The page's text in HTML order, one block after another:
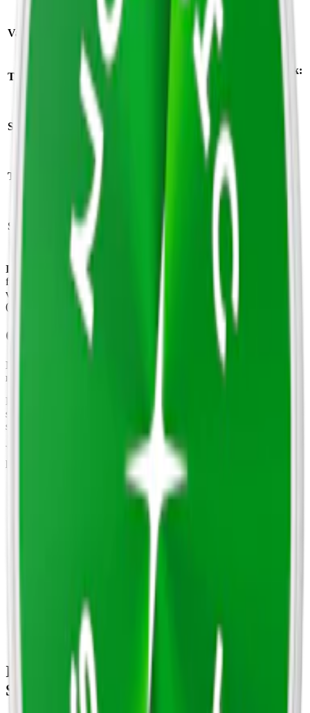
Varumärke: Nordic Spirit mint
Tillverkare: Nordic Snus/JTI
Format/storlek:
Styrka starkt vitt snus
Antal prillor:
20
Torrhet:
Nikotin per
prilla:
Snustyp: vitt snus
Nettovikt per
Ingredienser:
Vatten, fyllnadsmedel (E460), salt,
fuktighetsbevarande medel (E422, E1520), arom, nikotin, xylitol,
växtfiber, sötningsmedel (E955, E950), surhetsreglerande medel
(E500).
Om Nordic Spirit Icy Peppermint 4
Nordic Spirit Icy Peppermint 4 är ett
med en intensiv
mentol och skarp, isande känsla, helt utan tobak.
Produkten innehåller 20 portioner per dosa. Påsarna har ett så kallat
slim-format och är utvecklade för att ge en snabb och långvarig
smakleverans.
Varje prilla väger 0,7 g och innehåller 10,5 mg nikotin, vilket ligger
precis över det vi på
snuset.seklassar som ett
Information om varumärket Nordic
Spirit